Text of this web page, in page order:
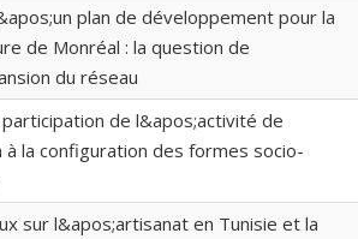
plan de développement pour la
de Monréal : la question de
du réseau
participation de l&apos;activité de
à la configuration des formes socio-
sur l&apos;artisanat en Tunisie et la